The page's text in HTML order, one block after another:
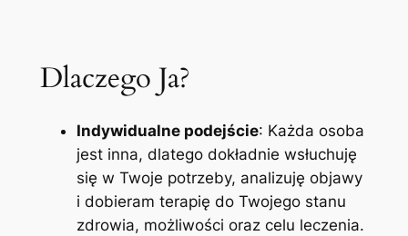
Dlaczego Ja?
Indywidualne podejście: Każda osoba
jest inna, dlatego dokładnie wsłuchuję
się w Twoje potrzeby, analizuję objawy
i dobieram terapię do Twojego stanu
zdrowia, możliwości oraz celu leczenia.